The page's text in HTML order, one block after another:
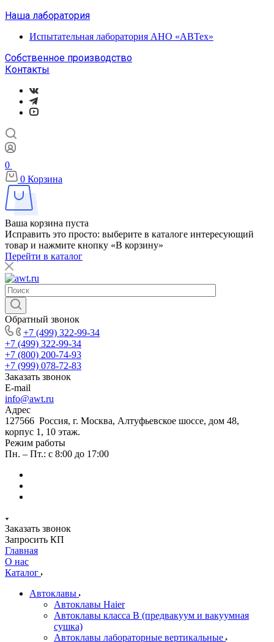
Наша лаборатория
Испытательная лаборатория АНО «АВТех»
Собственное производство
Контакты
0
0 Корзина
Ваша корзина пуста
Исправить это просто: выберите в каталоге интересующий
товар и нажмите кнопку «В корзину»
Перейти в каталог
Обратный звонок
+7 (499) 322-99-34
+7 (499) 322-99-34
+7 (800) 200-74-93
+7 (999) 078-72-83
Заказать звонок
E-mail
info@awt.ru
Адрес
127566 Россия, г. Москва, Алтуфьевское шоссе, дом 48,
корпус 1, 10 этаж.
Режим работы
Пн. – Пт.: с 8:00 до 17:00
Заказать звонок
Запросить КП
Главная
О нас
Каталог
Автоклавы
Автоклавы Haier
Автоклавы класса B (предвакуум и вакуумная
сушка)
Автоклавы лабораторные вертикальные